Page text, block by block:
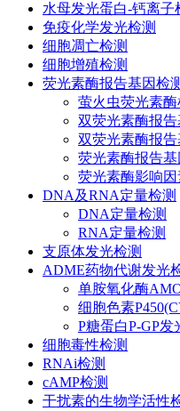
水母发光蛋白-钙离子
免疫化学发光检测
细胞凋亡检测
细胞增殖检测
荧光素酶报告基因检
萤火虫荧光素酶
双荧光素酶报告
双荧光素酶报
荧光素酶报告
荧光素酶影响
DNA及RNA定量检测
DNA定量检测
RNA定量检测
支原体发光检测
ADME药物代谢发光
单胺氧化酶
细胞色素
P糖蛋白P-GP发
细胞毒性检测
RNAi检测
cAMP检测
干扰素的生物学活性